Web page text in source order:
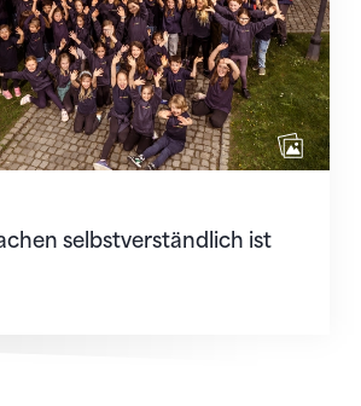
selbstverständlich ist